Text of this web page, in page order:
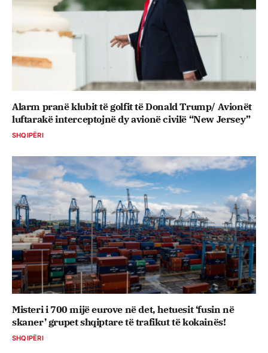
Alarm pranë klubit të golfit të Donald Trump/ Avionët
luftarakë interceptojnë dy avionë civilë “New Jersey”
SHQIPËRI
Misteri i 700 mijë eurove në det, hetuesit ‘fusin në
skaner’ grupet shqiptare të trafikut të kokainës!
SHQIPËRI